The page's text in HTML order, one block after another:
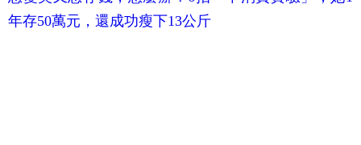
年存50萬元，還成功瘦下13公斤